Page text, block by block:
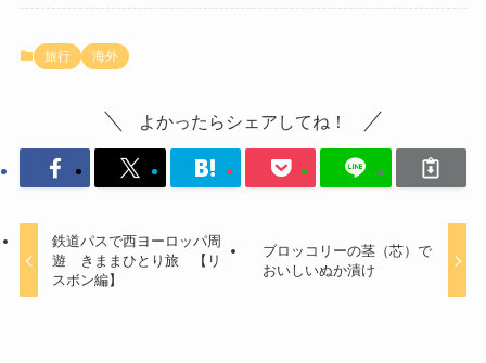
旅行 海外
よかったらシェアしてね！
鉄道パスで西ヨーロッパ周
遊 きままひとり旅 【リ
スボン編】
ブロッコリーの茎（芯）で
おいしいぬか漬け